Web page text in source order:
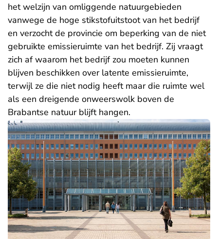
het welzijn van omliggende natuurgebieden
vanwege de hoge stikstofuitstoot van het bedrijf
en verzocht de provincie om beperking van de niet
gebruikte emissieruimte van het bedrijf. Zij vraagt
zich af waarom het bedrijf zou moeten kunnen
blijven beschikken over latente emissieruimte,
terwijl ze die niet nodig heeft maar die ruimte wel
als een dreigende onweerswolk boven de
Brabantse natuur blijft hangen.